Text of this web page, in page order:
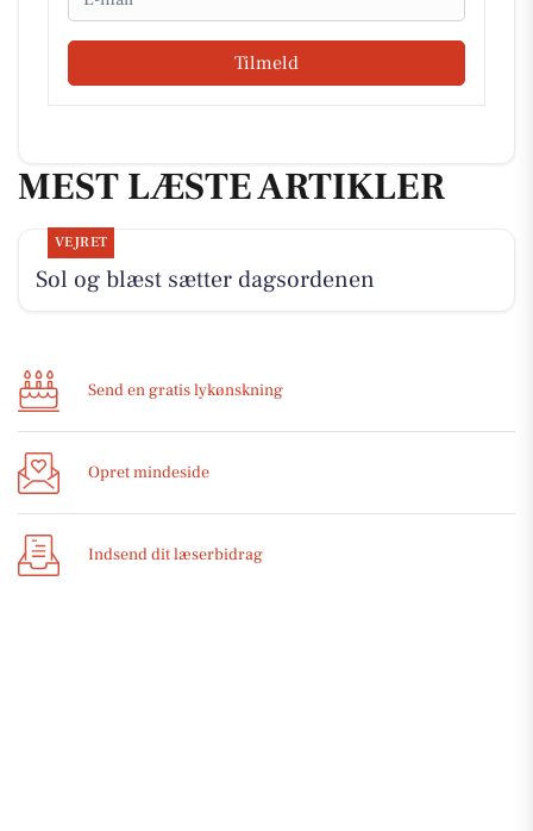
Tilmeld
MEST LÆSTE ARTIKLER
VEJRET
Sol og blæst sætter dagsordenen
Send en gratis lykønskning
Opret mindeside
Indsend dit læserbidrag